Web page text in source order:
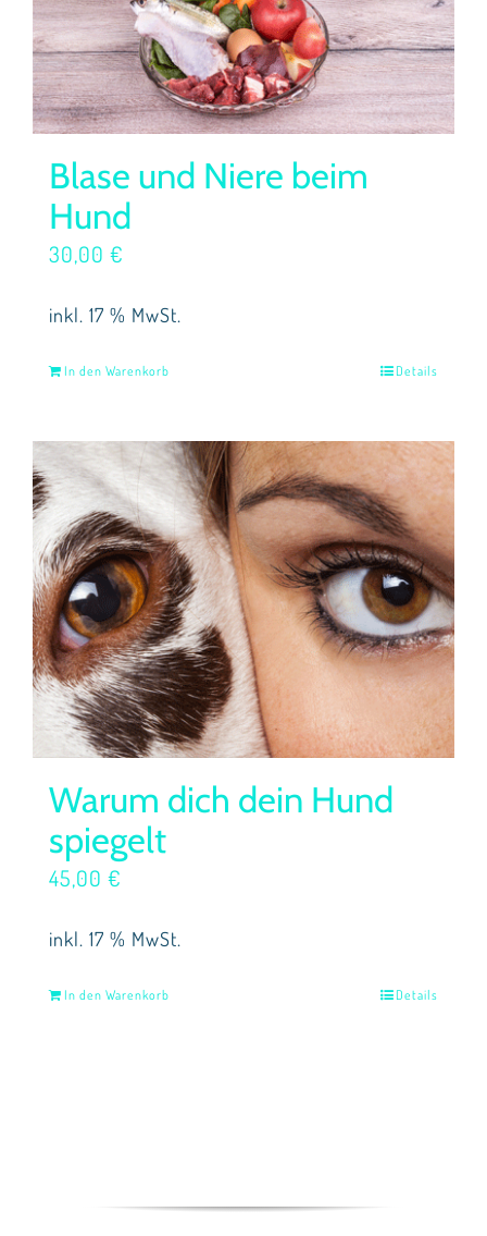
Blase und Niere beim
Hund
30,00 €
inkl. 17 % MwSt.
In den Warenkorb Details
Warum dich dein Hund
spiegelt
45,00 €
inkl. 17 % MwSt.
In den Warenkorb Details